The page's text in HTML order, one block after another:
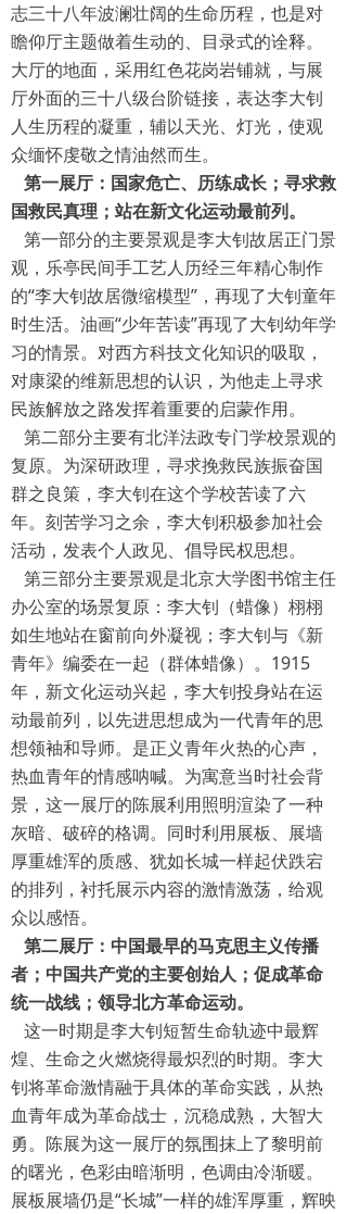
志三十八年波澜壮阔的生命历程，也是对
瞻仰厅主题做着生动的、目录式的诠释。
大厅的地面，采用红色花岗岩铺就，与展
厅外面的三十八级台阶链接，表达李大钊
人生历程的凝重，辅以天光、灯光，使观
众缅怀虔敬之情油然而生。
第一展厅：国家危亡、历练成长；寻求救
国救民真理；站在新文化运动最前列。
第一部分的主要景观是李大钊故居正门景
观，乐亭民间手工艺人历经三年精心制作
的“李大钊故居微缩模型”，再现了大钊童年
时生活。油画“少年苦读”再现了大钊幼年学
习的情景。对西方科技文化知识的吸取，
对康梁的维新思想的认识，为他走上寻求
民族解放之路发挥着重要的启蒙作用。
第二部分主要有北洋法政专门学校景观的
复原。为深研政理，寻求挽救民族振奋国
群之良策，李大钊在这个学校苦读了六
年。刻苦学习之余，李大钊积极参加社会
活动，发表个人政见、倡导民权思想。
第三部分主要景观是北京大学图书馆主任
办公室的场景复原：李大钊（蜡像）栩栩
如生地站在窗前向外凝视；李大钊与《新
青年》编委在一起（群体蜡像）。1915
年，新文化运动兴起，李大钊投身站在运
动最前列，以先进思想成为一代青年的思
想领袖和导师。是正义青年火热的心声，
热血青年的情感呐喊。为寓意当时社会背
景，这一展厅的陈展利用照明渲染了一种
灰暗、破碎的格调。同时利用展板、展墙
厚重雄浑的质感、犹如长城一样起伏跌宕
的排列，衬托展示内容的激情激荡，给观
众以感悟。
第二展厅：中国最早的马克思主义传播
者；中国共产党的主要创始人；促成革命
统一战线；领导北方革命运动。
这一时期是李大钊短暂生命轨迹中最辉
煌、生命之火燃烧得最炽烈的时期。李大
钊将革命激情融于具体的革命实践，从热
血青年成为革命战士，沉稳成熟，大智大
勇。陈展为这一展厅的氛围抹上了黎明前
的曙光，色彩由暗渐明，色调由冷渐暖。
展板展墙仍是“长城”一样的雄浑厚重，辉映